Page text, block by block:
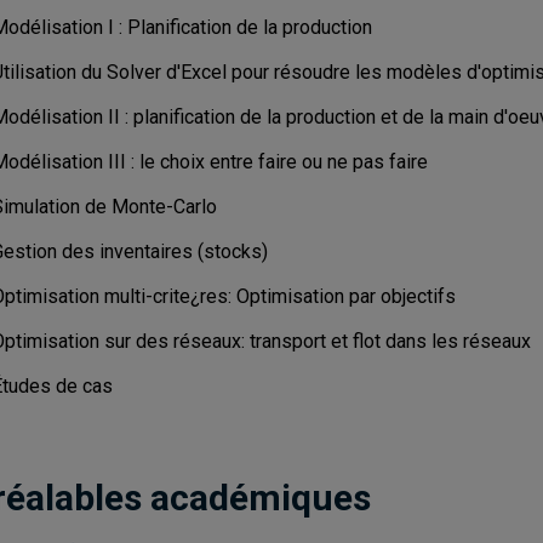
I : Planification de la production
du Solver d'Excel pour résoudre les modèles
II : planification de la production et de la main
III : le choix entre faire ou ne pas faire
de Monte-Carlo
des inventaires (stocks)
multi-crite¿res: Optimisation par objectifs
sur des réseaux: transport et flot dans les réseaux
de cas
académiques